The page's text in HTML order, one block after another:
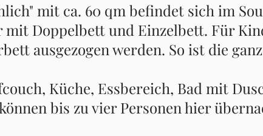
mit ca. 60 qm befindet sich im
mit Doppelbett und Einzelbett. Für
ausgezogen werden. So ist die
Küche, Essbereich, Bad mit
bis zu vier Personen hier